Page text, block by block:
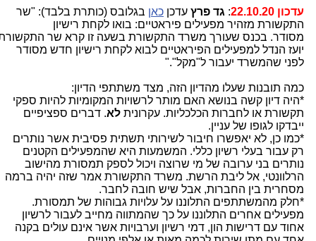
עדכון 22.10.20 : גד פרץ עדכן כאןבגלובס (כותרת בלבד): "שר
התקשורת מזהיר מפעילים פיראטיים: בואו לקחת רישיון
מסודר. בכנס שעורך משרד התקשורת בשעה זו קרא שר התקשורת
יועז הנדל למפעילים הפיראטיים לבוא לקחת רישיון חדש מסודר
לפני שהמשרד יעבור ל"מקל"."
כמה תובנות שעלו מהדיון הזה, מצד משתתפי הדיון:
*היה דיון קשה בנושא האם מותר לרשויות המקומיות להיות ספקי
תקשורת או לחברות הכלכליות. עקרונית לא. דברים ספציפיים
ייבדקו לגופו של עניין.
*כמו כן, לא יאפשרו חיבור לשירותי תשתית פסיבית אשר נותרים
רק עבור בעלי רשיון כללי. המשמעות היא שהמפעילים הקטנים
נותרים בני ערובה של מי שרוצה ויכול לספק תמסורת מהישוב
הרלוונטי, אל ליבת הרשת. משרד התקשורת אמר שזה יהיה ברמה
מסחרית בין החברות, אבל שיש חובה לחבר.
*חלק מהמשתתפים התלוננו על עלויות גבוהות של תמסורת.
מפעילים אחרים התלוננו על כך שהמתווה מחייב לעבור לרשיון
אחוד עם דרישות הון, דמי רשיון וערבויות אשר אינם עולים בקנה